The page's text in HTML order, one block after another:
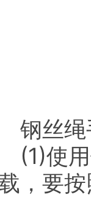
丝绳手
使用
，要